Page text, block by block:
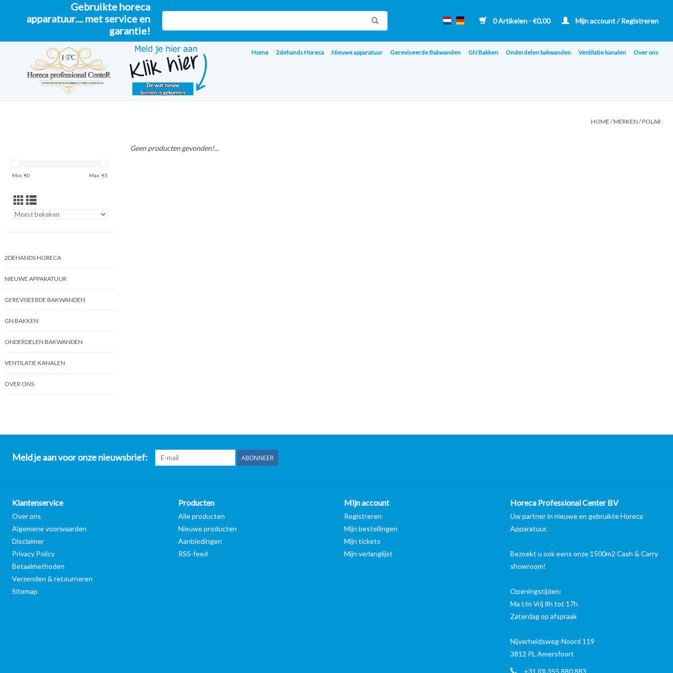
Gebruikte horeca
apparatuur.... met service en
garantie!
0 Artikelen - €0,00 Mijn account / Registreren
Home 2dehands Horeca Nieuwe apparatuur Gereviseerde Bakwanden GN Bakken Onderdelen bakwanden Ventilatie kanalen Over ons
HOME /MERKEN /POLAR
Min: €0 Max: €5
2DEHANDS HORECA
NIEUWE APPARATUUR
GEREVISEERDE BAKWANDEN
GN BAKKEN
ONDERDELEN BAKWANDEN
VENTILATIE KANALEN
OVER ONS
Geen producten gevonden!...
Meld je aan voor onze nieuwsbrief: ABONNEER
Klantenservice
Over ons
Algemene voorwaarden
Disclaimer
Privacy Policy
Betaalmethoden
Verzenden & retourneren
Sitemap
Producten
Alle producten
Nieuwe producten
Aanbiedingen
RSS-feed
Mijn account
Registreren
Mijn bestellingen
Mijn tickets
Mijn verlanglijst
Horeca Professional Center BV
Uw partner in nieuwe en gebruikte Horeca
Apparatuur.
Bezoekt u ook eens onze 1500m2 Cash & Carry
showroom!
Openingstijden:
Ma t/m Vrij 8h tot 17h
Zaterdag op afspraak
Nijverheidsweg-Noord 119
3812 PL Amersfoort